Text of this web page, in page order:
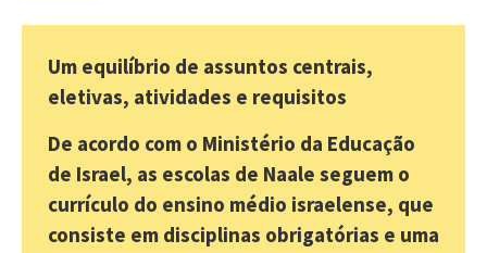
Um equilíbrio de assuntos centrais,
eletivas, atividades e requisitos
De acordo com o Ministério da Educação
de Israel, as escolas de Naale seguem o
currículo do ensino médio israelense, que
consiste em disciplinas obrigatórias e uma